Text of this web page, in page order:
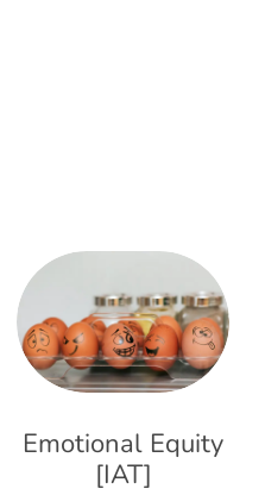
Emotional Equity
[IAT]